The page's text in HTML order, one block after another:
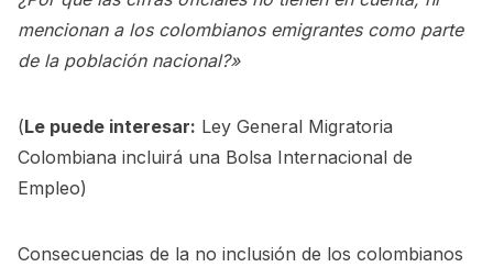
mencionan a los colombianos emigrantes como parte
de la población nacional?»
(Le puede interesar: Ley General Migratoria
Colombiana incluirá una Bolsa Internacional de
Empleo)
Consecuencias de la no inclusión de los colombianos